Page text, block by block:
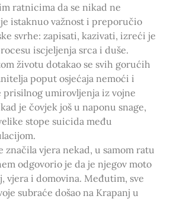
ratnicima da se nikad ne
istaknuo važnost i preporučio
svrhe: zapisati, kazivati, izreći je
iscjeljenja srca i duše.
životu dotakao se svih gorućih
poput osjećaja nemoći i
prisilnog umirovljenja iz vojne
je čovjek još u naponu snage,
stope suicida među
značila vjera nekad, u samom ratu
odgovorio je da je njegov moto
vjera i domovina. Međutim, sve
subraće došao na Krapanj u